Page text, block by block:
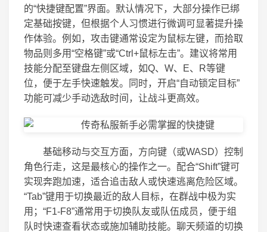
的“快捷键配置”界面。默认情况下，大部分操作已绑
定基础按键，但根据个人习惯进行微调可显著提升操
作体验。例如，攻击键通常设定为鼠标左键，而拾取
物品则多用“空格键”或“Ctrl+鼠标左击”。建议将常用
技能分配至键盘左侧区域，如Q、W、E、R等键
位，便于左手快速触发。同时，开启“自动锁定目标”
功能可减少手动选敌时间，让战斗更高效。
基础移动与交互方面，方向键（或WASD）控制
角色行走，这是最核心的操作之一。配合“Shift”键可
实现奔跑加速，适合追击敌人或快速逃离危险区域。
“Tab”键用于切换最近的敌人目标，在群战中极为实
用；“F1-F8”通常用于切换队友或队伍成员，便于组
队时快速查看状态或施加辅助技能。聊天频道的切换